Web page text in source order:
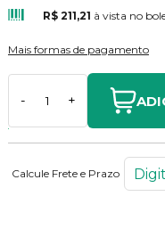
R$ 211,21 à vista no
Mais formas de pagamento
- +
Calcule Frete e Prazo